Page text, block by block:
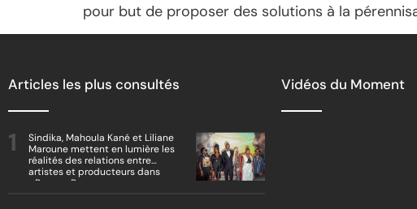
pour but de proposer des solutions à la
Articles les plus consultés
Sindika, Mahoula Kané et Liliane
Maroune mettent en lumière les
réalités des relations entre
artistes et producteurs dans
« Boss vs Boss »
Vidéos du Moment